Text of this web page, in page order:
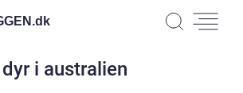
dk
dyr i australien